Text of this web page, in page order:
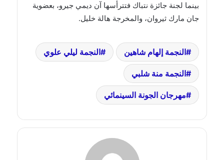
بينما لجنة جائزة نتباك فتترأسها آن ديمي جيرو، بعضوية
جان مارك ثيروان، والمخرجة هالة خليل.
النجمة إلهام شاهين النجمة ليلي علوي
النجمة منة شلبي
مهرجان الجونة السينمائي